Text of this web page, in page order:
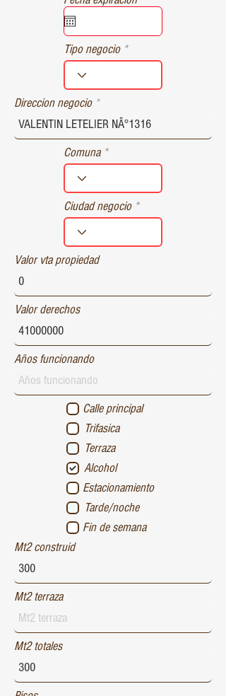
d
e
u
r
d
Tipo negocio
Direccion negocio
Comuna
Ciudad negocio
Valor vta propiedad
Valor derechos
Años funcionando
Calle principal
Trifasica
Terraza
Alcohol
Estacionamiento
Tarde/noche
Fin de semana
Mt2 construid
Mt2 terraza
Mt2 totales